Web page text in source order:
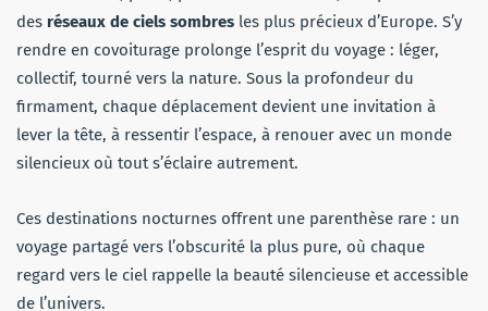
des réseaux de ciels sombres les plus précieux d’Europe. S’y
rendre en covoiturage prolonge l’esprit du voyage : léger,
collectif, tourné vers la nature. Sous la profondeur du
firmament, chaque déplacement devient une invitation à
lever la tête, à ressentir l’espace, à renouer avec un monde
silencieux où tout s’éclaire autrement.
Ces destinations nocturnes offrent une parenthèse rare : un
voyage partagé vers l’obscurité la plus pure, où chaque
regard vers le ciel rappelle la beauté silencieuse et accessible
de l’univers.